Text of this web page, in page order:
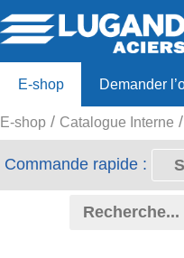
E-shop Demander
Offre 80ans
E-shop Catalogue Interne
Commande rapide :